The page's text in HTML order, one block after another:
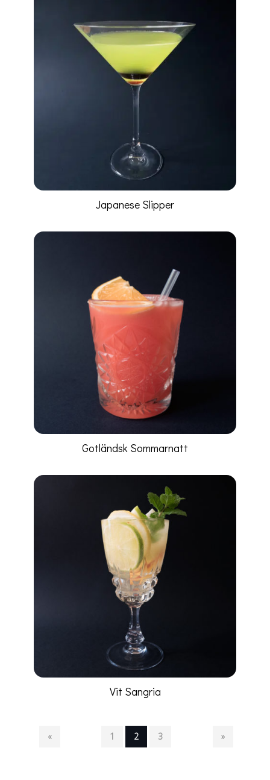
Japanese Slipper
Gotländsk Sommarnatt
Vit Sangria
« 1 2 3 »